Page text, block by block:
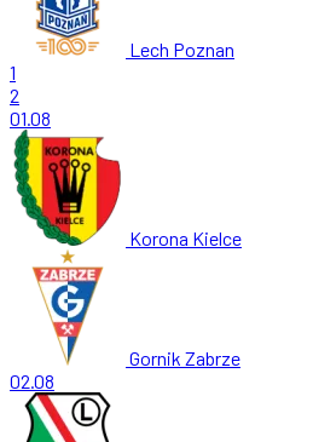
Lech Poznan
1
2
01.08
Korona Kielce
Gornik Zabrze
02.08